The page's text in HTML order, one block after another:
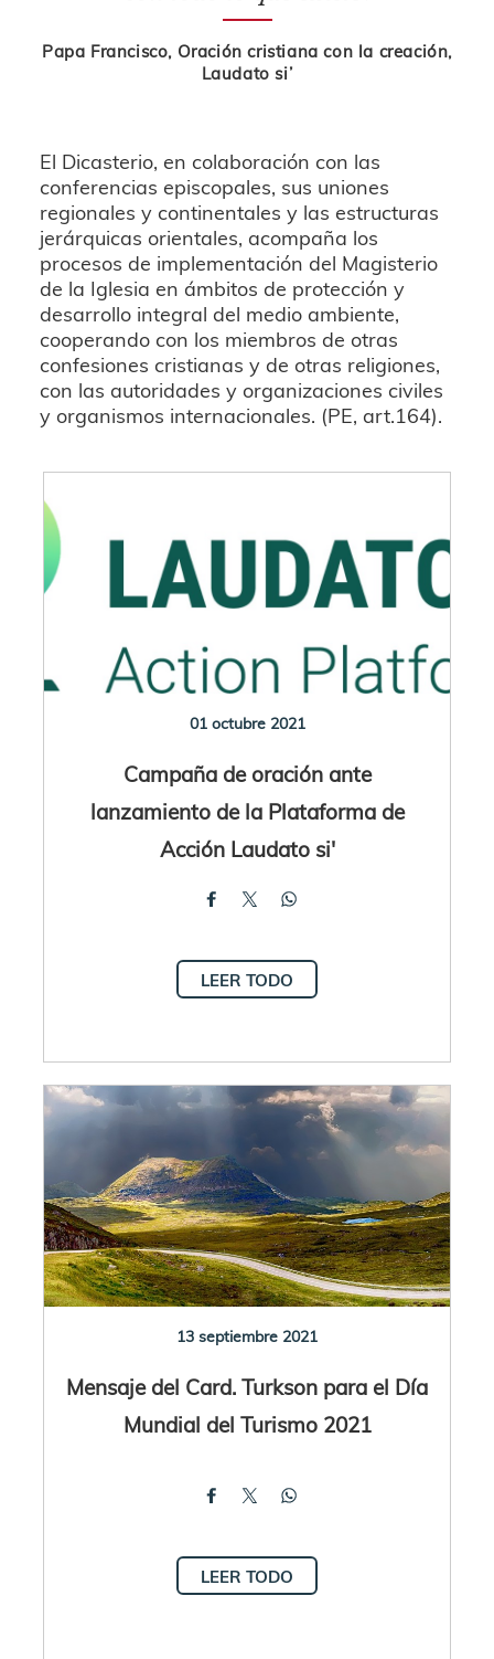
Papa Francisco, Oración cristiana con la creación,
Laudato si’
El Dicasterio, en colaboración con las
conferencias episcopales, sus uniones
regionales y continentales y las estructuras
jerárquicas orientales, acompaña los
procesos de implementación del Magisterio
de la Iglesia en ámbitos de protección y
desarrollo integral del medio ambiente,
cooperando con los miembros de otras
confesiones cristianas y de otras religiones,
con las autoridades y organizaciones civiles
y organismos internacionales. (PE, art.164).
01 octubre 2021
Campaña de oración ante
lanzamiento de la Plataforma de
Acción Laudato si'
LEER TODO
13 septiembre 2021
Mensaje del Card. Turkson para el Día
Mundial del Turismo 2021
LEER TODO